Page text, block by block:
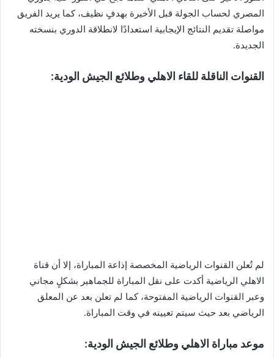
المصري لحساب الجولة قبل الأخيرة بهدفٍ نظيف، كما يريد الفريق
مواصلة تقديم النتائج الإيجابية استعدادًا لانطلاقة الدوري بنسخته
الجديدة.
القنوات الناقلة للقاء الاهلي وطلائع الجيش الودية:
لم تُعلن القنوات الرياضية المخصصة إذاعة المباراة، إلا أن قناة
الاهلي الرياضية أكدت على نقل المباراة للجماهير بشكلٍ مجاني
وعبر القنوات الرياضية المفتوحة، كما لم تعلن بعد عن المعلق
الرياضي بعد حيث سيتم تعيينه في وقت المباراة.
موعد مباراة الاهلي وطلائع الجيش الودية: